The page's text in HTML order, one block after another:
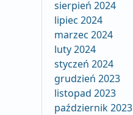
sierpień 2024
lipiec 2024
marzec 2024
luty 2024
styczeń 2024
grudzień 2023
listopad 2023
październik 2023